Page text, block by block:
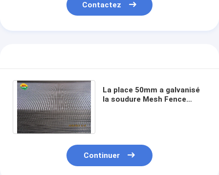
Contactez
La place 50mm a galvanisé
la soudure Mesh Fence
Continuer